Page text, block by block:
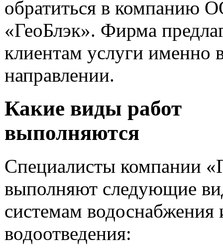
обратиться в компанию
«ГеоБлэк». Фирма
клиентам услуги именно
направлении.
Какие виды работ
выполняются
Специалисты компании
выполняют следующие
системам водоснабжения
водоотведения: